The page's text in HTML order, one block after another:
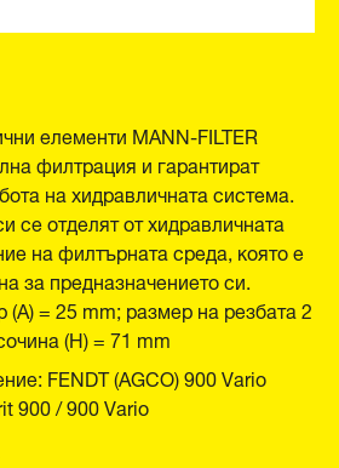
елементи MANN-FILTER
филтрация и гарантират
на хидравличната система.
се отделят от хидравличната
на филтърната среда, която е
за предназначението си.
= 25 mm; размер на резбата 2
(H) = 71 mm
FENDT (AGCO) 900 Vario
900 / 900 Vario